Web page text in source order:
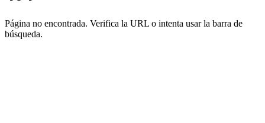
Página no encontrada. Verifica la URL o intenta usar la barra de
búsqueda.